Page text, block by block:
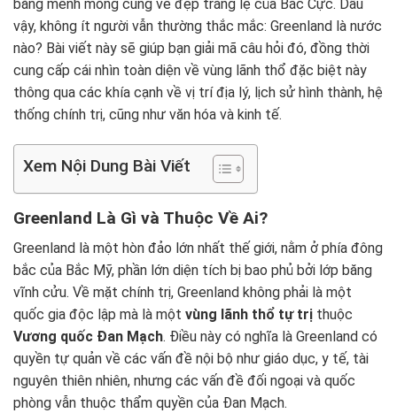
băng mênh mông cùng vẻ đẹp tráng lệ của Bắc Cực. Dẫu
vậy, không ít người vẫn thường thắc mắc: Greenland là nước
nào? Bài viết này sẽ giúp bạn giải mã câu hỏi đó, đồng thời
cung cấp cái nhìn toàn diện về vùng lãnh thổ đặc biệt này
thông qua các khía cạnh về vị trí địa lý, lịch sử hình thành, hệ
thống chính trị, cũng như văn hóa và kinh tế.
Xem Nội Dung Bài Viết
Greenland Là Gì và Thuộc Về Ai?
Greenland là một hòn đảo lớn nhất thế giới, nằm ở phía đông
bắc của Bắc Mỹ, phần lớn diện tích bị bao phủ bởi lớp băng
vĩnh cửu. Về mặt chính trị, Greenland không phải là một
quốc gia độc lập mà là một vùng lãnh thổ tự trị thuộc
Vương quốc Đan Mạch. Điều này có nghĩa là Greenland có
quyền tự quản về các vấn đề nội bộ như giáo dục, y tế, tài
nguyên thiên nhiên, nhưng các vấn đề đối ngoại và quốc
phòng vẫn thuộc thẩm quyền của Đan Mạch.